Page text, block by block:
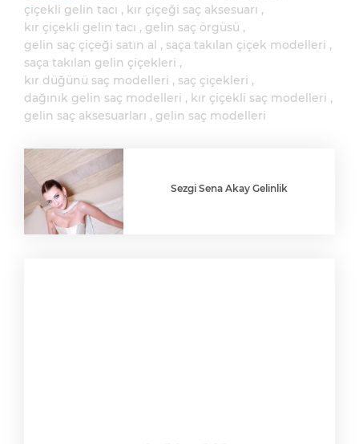
çiçekli gelin tacı
kır çiçeği saç aksesuarı
kır çiçekli gelin tacı
gelin saç örgüsü
gelin saç çiçeği satın al
saça takılan çiçek modelleri
saça takılan gelin çiçekleri
kır düğünü saç modelleri
saç çiçekleri
dağınık gelin saç modelleri
kır çiçekli saç modelleri
gelin saç aksesuarları
gelin saç modelleri
Sezgi Sena Akay Gelinlik